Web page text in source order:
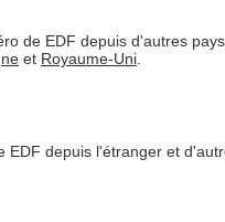
de EDF depuis d'autres
et Royaume-Uni
depuis l'étranger et